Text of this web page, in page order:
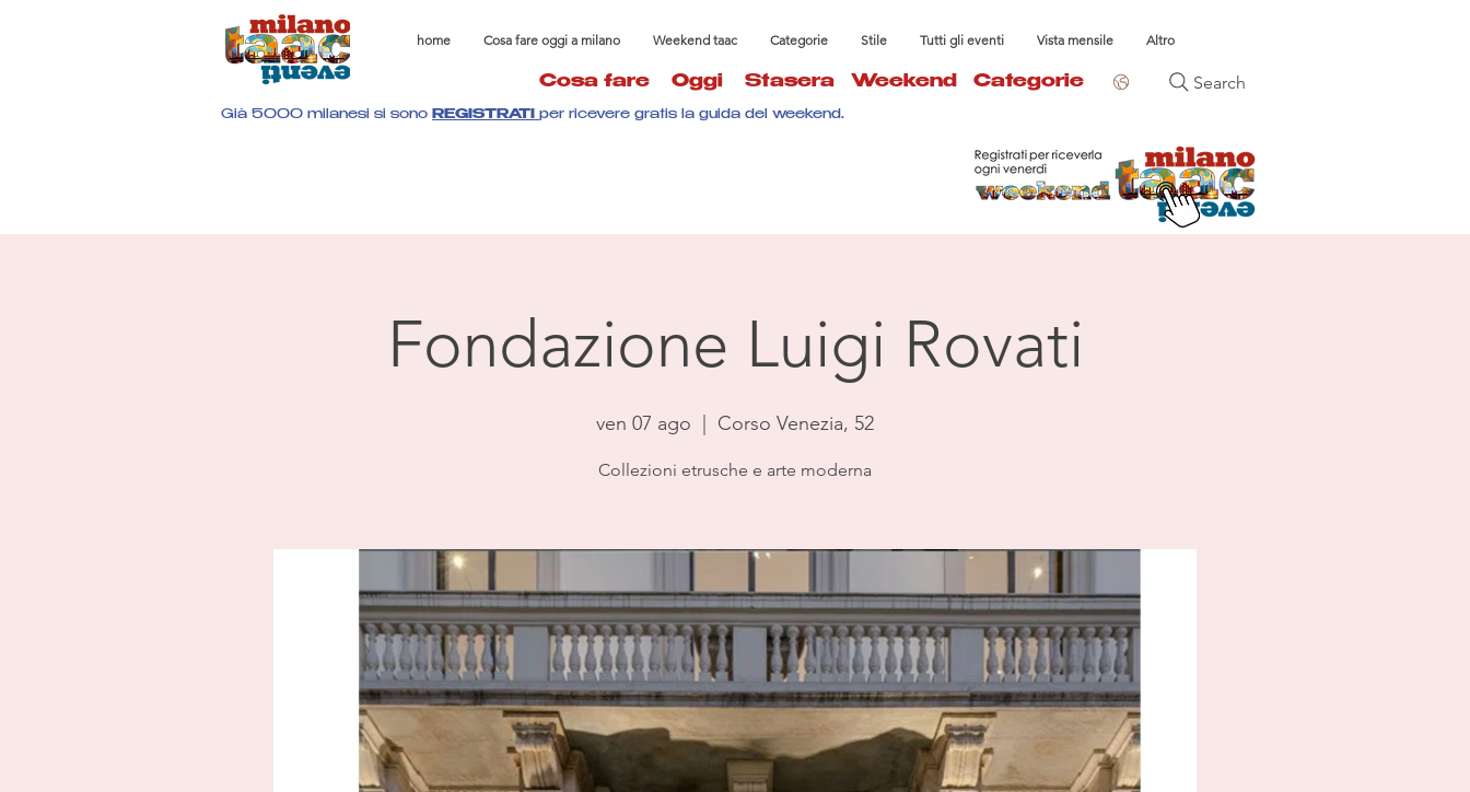
home Cosa fare oggi a milano Weekend taac Categorie Stile Tutti gli eventi Vista mensile Altro
Cosa fare Oggi Stasera Weekend Categorie Search
Già 5000 milanesi si sono REGISTRATI per ricevere gratis la guida del weekend.
Fondazione Luigi Rovati
ven 07 ago Corso Venezia, 52
Collezioni etrusche e arte moderna